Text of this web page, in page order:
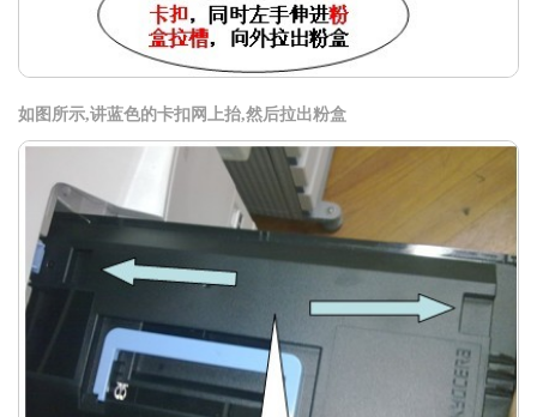
如图所示,讲蓝色的卡扣网上抬,然后拉出粉盒